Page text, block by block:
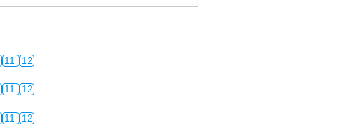
11 12
11 12
11 12